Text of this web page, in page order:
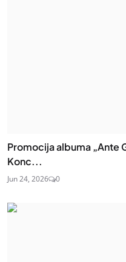
Promocija albuma „Ante
Konc...
Jun 24, 2026 0